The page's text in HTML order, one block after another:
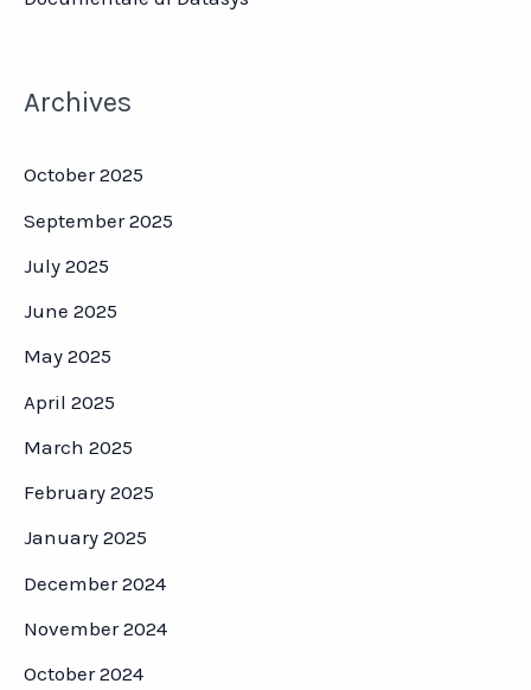
Archives
October 2025
September 2025
July 2025
June 2025
May 2025
April 2025
March 2025
February 2025
January 2025
December 2024
November 2024
October 2024